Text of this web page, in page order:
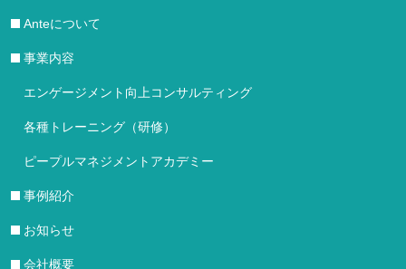
Anteについて
事業内容
エンゲージメント向上コンサルティング
各種トレーニング（研修）
ピープルマネジメントアカデミー
事例紹介
お知らせ
会社概要